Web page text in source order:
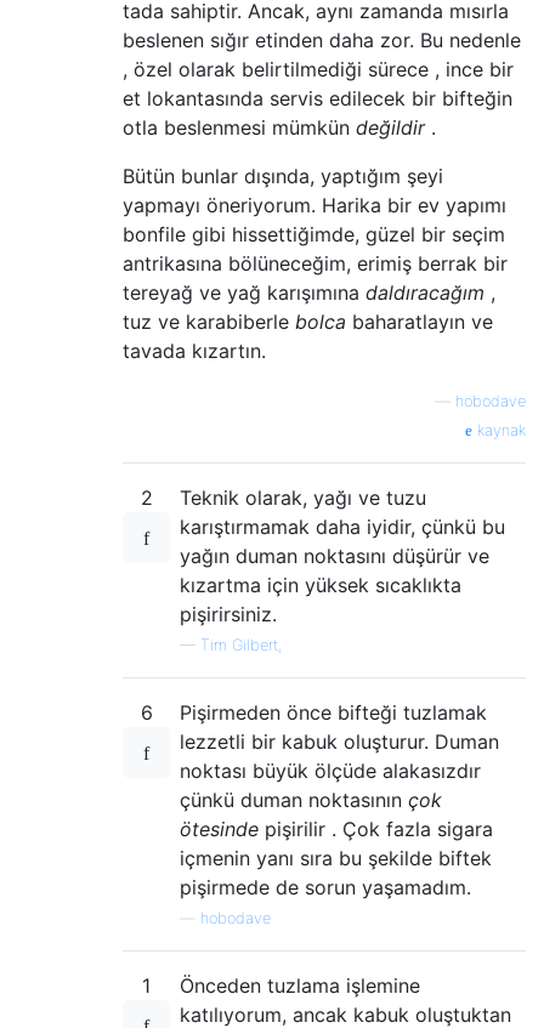
tada sahiptir. Ancak, aynı zamanda mısırla
beslenen sığır etinden daha zor. Bu nedenle
, özel olarak belirtilmediği sürece , ince bir
et lokantasında servis edilecek bir bifteğin
otla beslenmesi mümkün değildir.
Bütün bunlar dışında, yaptığım şeyi
yapmayı öneriyorum. Harika bir ev yapımı
bonfile gibi hissettiğimde, güzel bir seçim
antrikasına bölüneceğim, erimiş berrak bir
tereyağ ve yağ karışımına daldıracağım ,
tuz ve karabiberle bolca baharatlayın ve
tavada kızartın.
hobodave
kaynak
2
Teknik olarak, yağı ve tuzu
karıştırmamak daha iyidir, çünkü bu
yağın duman noktasını düşürür ve
kızartma için yüksek sıcaklıkta
pişirirsiniz.
— Tim Gilbert,
6
Pişirmeden önce bifteği tuzlamak
lezzetli bir kabuk oluşturur. Duman
noktası büyük ölçüde alakasızdır
çünkü duman noktasının çok
ötesinde pişirilir . Çok fazla sigara
içmenin yanı sıra bu şekilde biftek
pişirmede de sorun yaşamadım.
hobodave
1
Önceden tuzlama işlemine
katılıyorum, ancak kabuk oluştuktan